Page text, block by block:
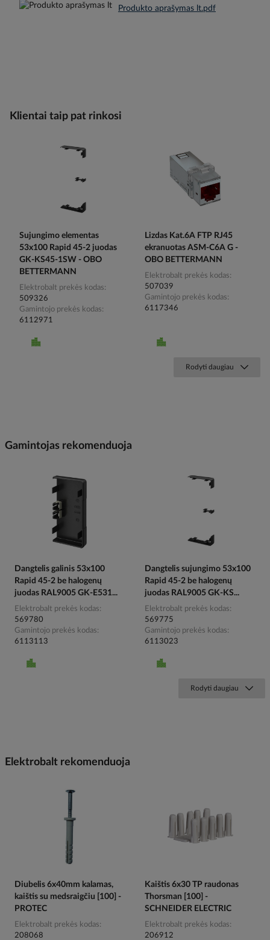
Produkto aprašymas lt.pdf
Klientai taip pat rinkosi
Sujungimo elementas
53x100 Rapid 45-2 juodas
GK-KS45-1SW - OBO
BETTERMANN
Elektrobalt prekės kodas
509326
Gamintojo prekės kodas
6112971
Lizdas Kat.6A FTP RJ45
ekranuotas ASM-C6A G -
OBO BETTERMANN
Elektrobalt prekės kodas
507039
Gamintojo prekės kodas
6117346
Rodyti daugiau
Gamintojas rekomenduoja
Dangtelis galinis 53x100
Rapid 45-2 be halogenų
juodas RAL9005 GK-E531...
Elektrobalt prekės kodas
569780
Gamintojo prekės kodas
6113113
Dangtelis sujungimo 53x100
Rapid 45-2 be halogenų
juodas RAL9005 GK-KS...
Elektrobalt prekės kodas
569775
Gamintojo prekės kodas
6113023
Rodyti daugiau
Elektrobalt rekomenduoja
Diubelis 6x40mm kalamas,
kaištis su medsraigčiu [100] -
PROTEC
Elektrobalt prekės kodas
208068
Kaištis 6x30 TP raudonas
Thorsman [100] -
SCHNEIDER ELECTRIC
Elektrobalt prekės kodas
206912